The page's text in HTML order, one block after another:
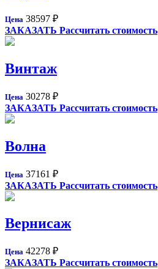
Цена 38597 ₽
ЗАКАЗАТЬ Рассчитать стоимость
Винтаж
Цена 30278 ₽
ЗАКАЗАТЬ Рассчитать стоимость
Волна
Цена 37161 ₽
ЗАКАЗАТЬ Рассчитать стоимость
Вернисаж
Цена 42278 ₽
ЗАКАЗАТЬ Рассчитать стоимость